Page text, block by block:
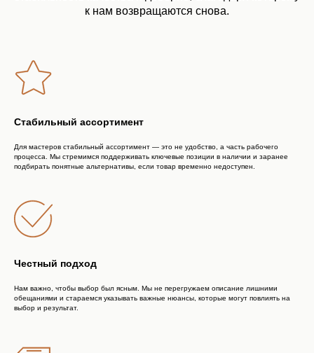
к нам возвращаются снова.
Стабильный ассортимент
Для мастеров стабильный ассортимент — это не удобство, а часть рабочего
процесса. Мы стремимся поддерживать ключевые позиции в наличии и заранее
подбирать понятные альтернативы, если товар временно недоступен.
Честный подход
Нам важно, чтобы выбор был ясным. Мы не перегружаем описание лишними
обещаниями и стараемся указывать важные нюансы, которые могут повлиять на
выбор и результат.